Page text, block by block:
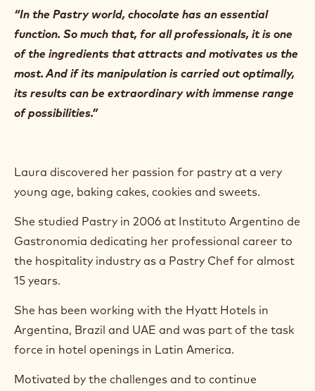
s
a
g
a
m
n
i
a
n
w
n
o
“In the Pastry world, chocolate has an essential
function. So much that, for all professionals, it is one
of the ingredients that attracts and motivates us the
most. And if its manipulation is carried out optimally,
its results can be extraordinary with immense range
of possibilities.”
Laura discovered her passion for pastry at a very
young age, baking cakes, cookies and sweets.
She studied Pastry in 2006 at Instituto Argentino de
Gastronomia dedicating her professional career to
the hospitality industry as a Pastry Chef for almost
15 years.
She has been working with the Hyatt Hotels in
Argentina, Brazil and UAE and was part of the task
force in hotel openings in Latin America.
Motivated by the challenges and to continue